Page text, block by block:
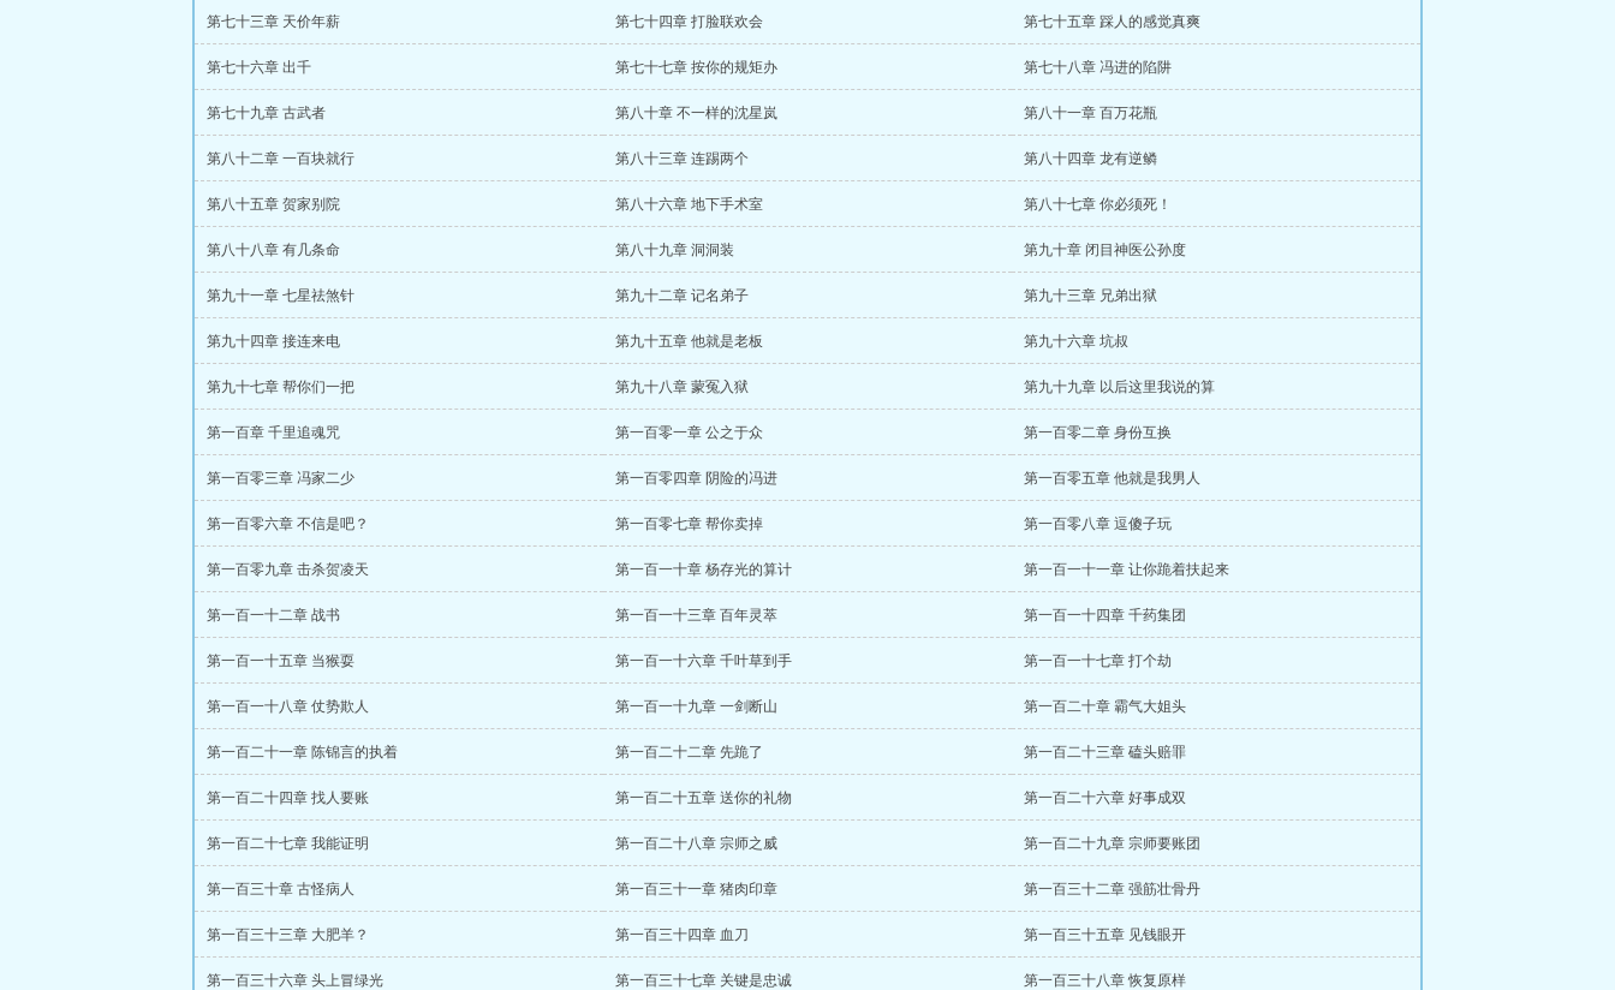
第七十三章 天价年薪 第七十四章 打脸联欢会 第七十五章 踩人的感觉真爽
第七十六章 出千 第七十七章 按你的规矩办 第七十八章 冯进的陷阱
第七十九章 古武者 第八十章 不一样的沈星岚 第八十一章 百万花瓶
第八十二章 一百块就行 第八十三章 连踢两个 第八十四章 龙有逆鳞
第八十五章 贺家别院 第八十六章 地下手术室 第八十七章 你必须死！
第八十八章 有几条命 第八十九章 洞洞装 第九十章 闭目神医公孙度
第九十一章 七星祛煞针 第九十二章 记名弟子 第九十三章 兄弟出狱
第九十四章 接连来电 第九十五章 他就是老板 第九十六章 坑叔
第九十七章 帮你们一把 第九十八章 蒙冤入狱 第九十九章 以后这里我说的算
第一百章 千里追魂咒 第一百零一章 公之于众 第一百零二章 身份互换
第一百零三章 冯家二少 第一百零四章 阴险的冯进 第一百零五章 他就是我男人
第一百零六章 不信是吧？ 第一百零七章 帮你卖掉 第一百零八章 逗傻子玩
第一百零九章 击杀贺凌天 第一百一十章 杨存光的算计 第一百一十一章 让你跪着扶起来
第一百一十二章 战书 第一百一十三章 百年灵萃 第一百一十四章 千药集团
第一百一十五章 当猴耍 第一百一十六章 千叶草到手 第一百一十七章 打个劫
第一百一十八章 仗势欺人 第一百一十九章 一剑断山 第一百二十章 霸气大姐头
第一百二十一章 陈锦言的执着 第一百二十二章 先跪了 第一百二十三章 磕头赔罪
第一百二十四章 找人要账 第一百二十五章 送你的礼物 第一百二十六章 好事成双
第一百二十七章 我能证明 第一百二十八章 宗师之威 第一百二十九章 宗师要账团
第一百三十章 古怪病人 第一百三十一章 猪肉印章 第一百三十二章 强筋壮骨丹
第一百三十三章 大肥羊？ 第一百三十四章 血刀 第一百三十五章 见钱眼开
第一百三十六章 头上冒绿光 第一百三十七章 关键是忠诚 第一百三十八章 恢复原样